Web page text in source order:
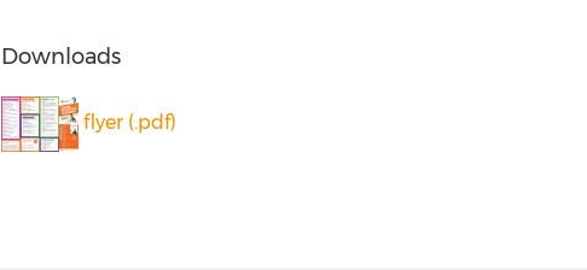
Downloads
flyer (.pdf)